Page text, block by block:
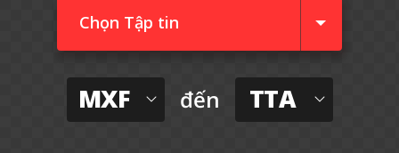
Chọn Tập tin
MXF đến TTA